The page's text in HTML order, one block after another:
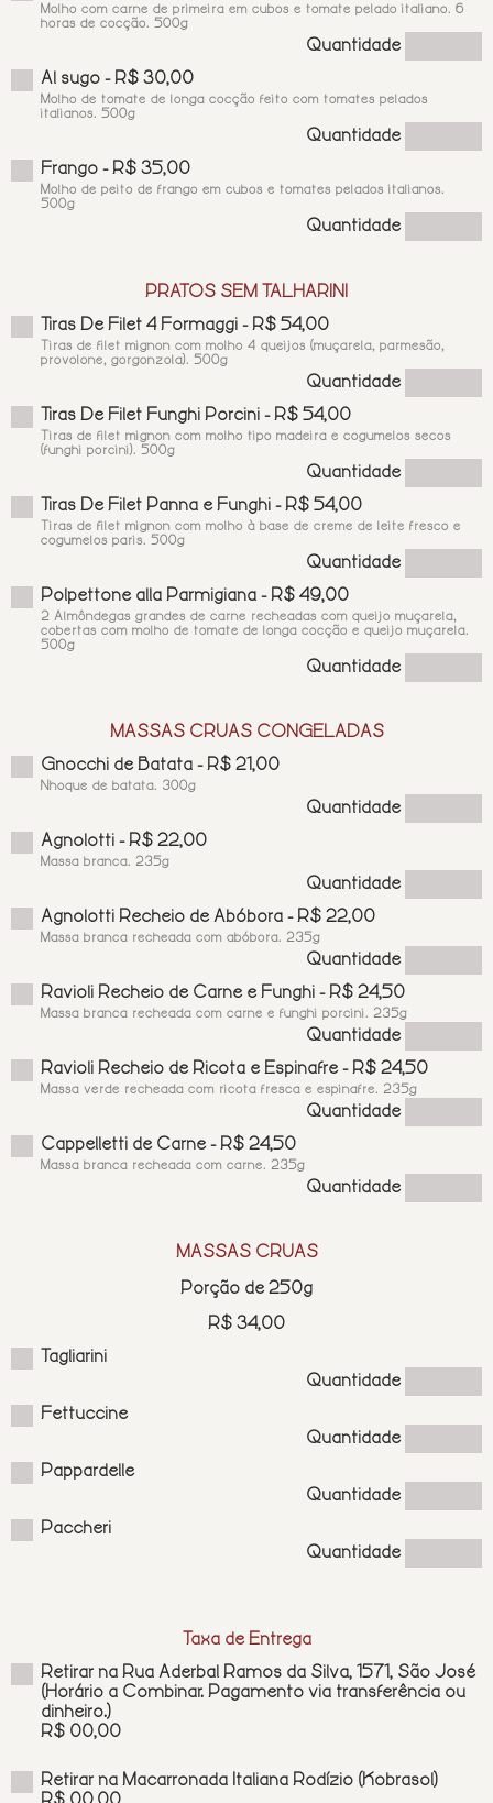
Quantidade
Molho com carne de primeira em cubos e tomate pelado italiano. 6
horas de cocção. 500g
Al sugo - R$ 30,00
Quantidade
Molho de tomate de longa cocção feito com tomates pelados
italianos. 500g
Frango - R$ 35,00
Quantidade
Molho de peito de frango em cubos e tomates pelados italianos.
500g
PRATOS SEM TALHARINI
Tiras De Filet 4 Formaggi - R$ 54,00
Quantidade
Tiras de filet mignon com molho 4 queijos (muçarela, parmesão,
provolone, gorgonzola). 500g
Tiras De Filet Funghi Porcini - R$ 54,00
Quantidade
Tiras de filet mignon com molho tipo madeira e cogumelos secos
(funghi porcini). 500g
Tiras De Filet Panna e Funghi - R$ 54,00
Quantidade
Tiras de filet mignon com molho à base de creme de leite fresco e
cogumelos paris. 500g
Polpettone alla Parmigiana - R$ 49,00
Quantidade
2 Almôndegas grandes de carne recheadas com queijo muçarela,
cobertas com molho de tomate de longa cocção e queijo muçarela.
500g
MASSAS CRUAS CONGELADAS
Gnocchi de Batata - R$ 21,00
Quantidade
Nhoque de batata. 300g
Agnolotti - R$ 22,00
Quantidade
Massa branca. 235g
Agnolotti Recheio de Abóbora - R$ 22,00
Quantidade
Massa branca recheada com abóbora. 235g
Ravioli Recheio de Carne e Funghi - R$ 24,50
Quantidade
Massa branca recheada com carne e funghi porcini. 235g
Ravioli Recheio de Ricota e Espinafre - R$ 24,50
Quantidade
Massa verde recheada com ricota fresca e espinafre. 235g
Cappelletti de Carne - R$ 24,50
Quantidade
Massa branca recheada com carne. 235g
MASSAS CRUAS
Porção de 250g
R$ 34,00
Tagliarini
Quantidade
Fettuccine
Quantidade
Pappardelle
Quantidade
Paccheri
Quantidade
Taxa de Entrega
Retirar na Rua Aderbal Ramos da Silva, 1571, São José
(Horário a Combinar. Pagamento via transferência ou
dinheiro.)
R$ 00,00
Retirar na Macarronada Italiana Rodízio (Kobrasol)